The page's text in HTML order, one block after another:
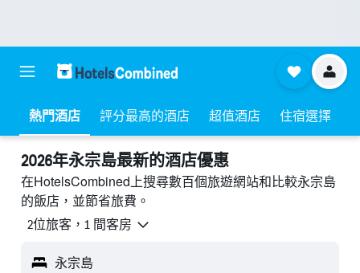
熱門酒店 評分最高的酒店 超值酒店 住宿選擇
2026年永宗島最新的酒店優惠
在HotelsCombined上搜尋數百個旅遊網站和比較永宗島
的飯店，並節省旅費。
2位旅客，1 間客房
永宗島